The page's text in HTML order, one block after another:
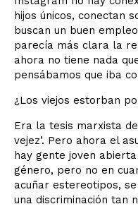
hijos únicos, conectan
buscan un buen
parecía más clara la
ahora no tiene nada
pensábamos que iba
¿Los viejos estorban
Era la tesis marxista
vejez’. Pero ahora el
hay gente joven
género, pero no en
acuñar estereotipos,
una discriminación tan